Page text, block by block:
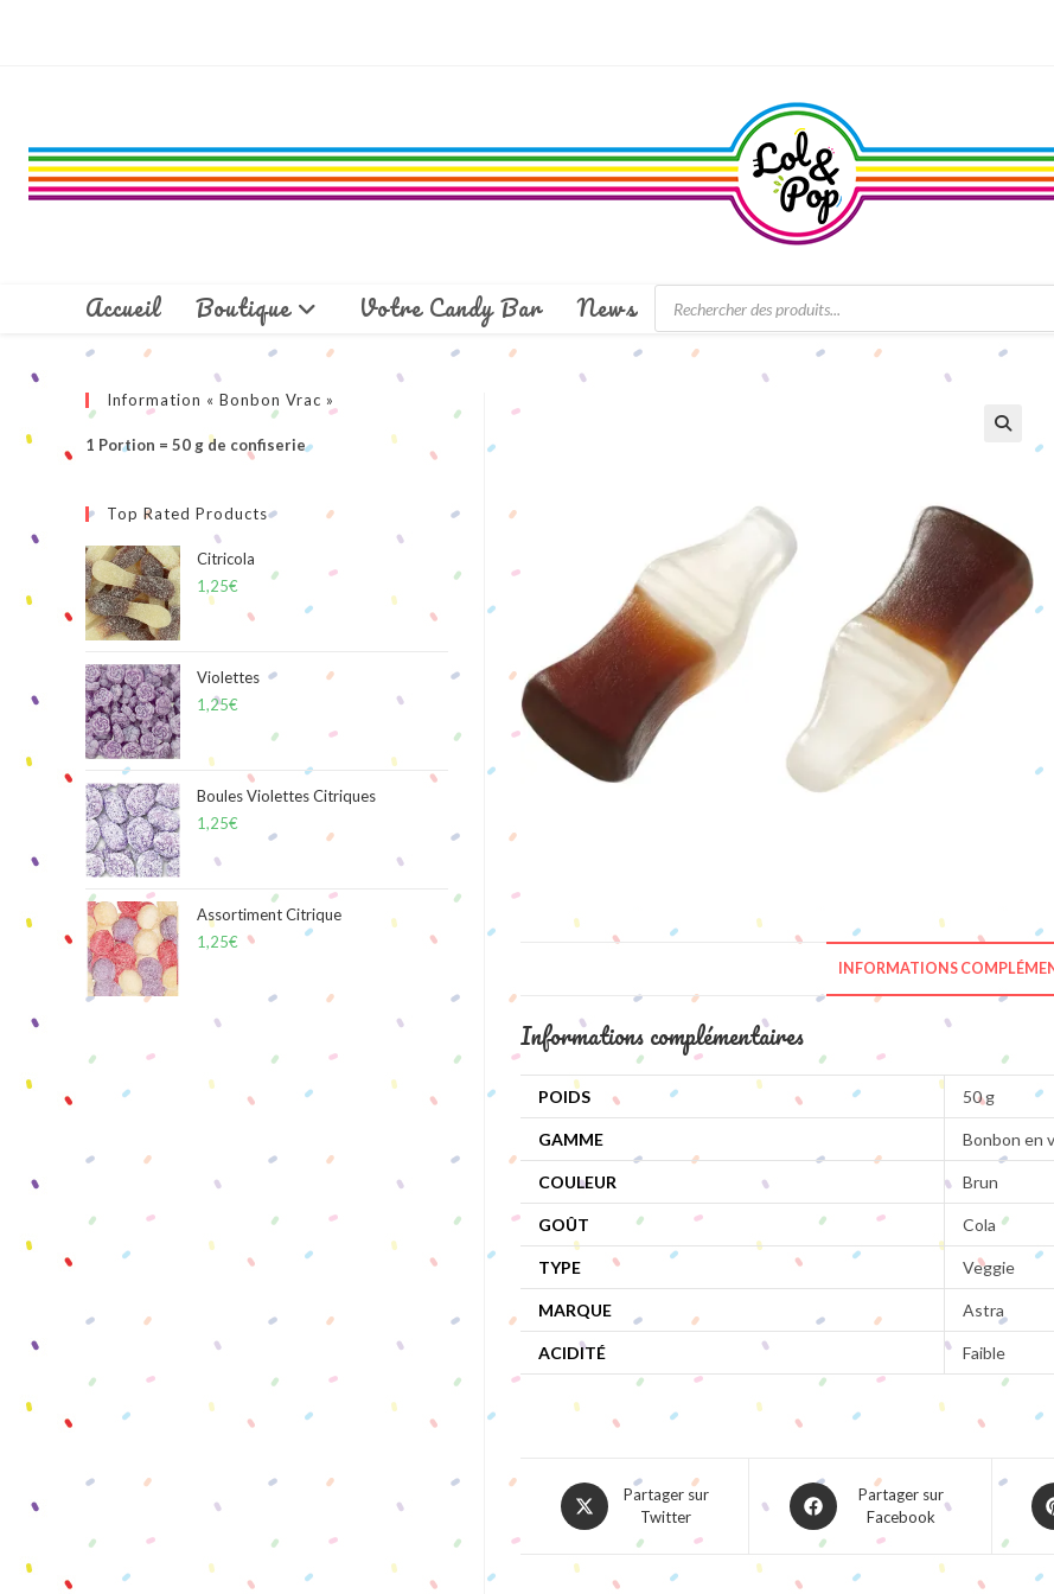
Accueil Boutique Votre Candy Bar News
de
produits
INFORMATIONS
Informations complémentaires
POIDS 50 g
GAMME Bonbon en
COULEUR Brun
GOÛT Cola
TYPE Veggie
MARQUE Astra
ACIDITÉ Faible
Opens
in
new
Partager sur
Twitter
Opens
in
Partager sur
Facebook
in
Information « Bonbon Vrac »
1 Portion = 50 g de confiserie
Top Rated Products
Citricola
1,25€
Violettes
1,25€
Boules Violettes Citriques
1,25€
Assortiment Citrique
1,25€